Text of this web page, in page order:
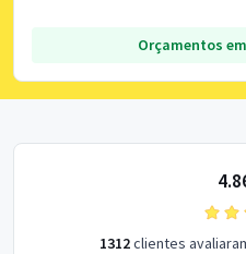
Orçamentos
1312clientes